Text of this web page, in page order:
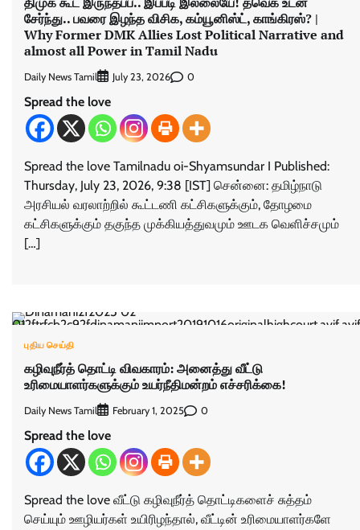
சேர்ந்து.. பவரை இழந்த விசிக, கம்யூனிஸ்ட், காங்கிரஸ்? |
Why Former DMK Allies Lost Political Narrative and
almost all Power in Tamil Nadu
Daily News Tamil July 23, 2026 0
Spread the love
Spread the love Tamilnadu oi-Shyamsundar I Published:
Thursday, July 23, 2026, 9:38 [IST] சென்னை: தமிழ்நாடு
அரசியல் வரலாற்றில் கூட்டணி கட்சிகளுக்கும், தோழமை
கட்சிகளுக்கும் தகுந்த முக்கியத்துவமும் ஊடக வெளிச்சமும்
[…]
புதிய செய்தி
கழிவுநீர்த் தொட்டி விவகாரம்: அனைத்து வீட்டு
உரிமையாளர்களுக்கும் உயர்நீதிமன்றம் எச்சரிக்கை!
Daily News Tamil February 1, 2025 0
Spread the love
Spread the love வீட்டு கழிவுநீர்த் தொட்டிகளைச் சுத்தம்
செய்யும் ஊழியர்கள் உயிரிழந்தால், வீட்டின் உரிமையாளர்களே